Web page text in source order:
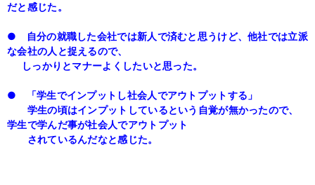
だと感じた。
● 自分の就職した会社では新人で済むと思うけど、他社では立派
な会社の人と捉えるので、
しっかりとマナーよくしたいと思った。
● 「学生でインプットし社会人でアウトプットする」
学生の頃はインプットしているという自覚が無かったので、
学生で学んだ事が社会人でアウトプット
されているんだなと感じた。